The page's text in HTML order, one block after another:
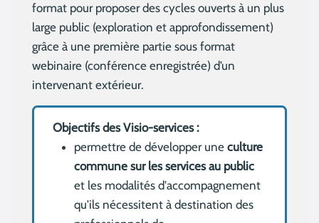
format pour proposer des cycles ouverts à un plus
large public (exploration et approfondissement)
grâce à une première partie sous format
webinaire (conférence enregistrée) d’un
intervenant extérieur.
Objectifs des Visio-services :
permettre de développer une culture
commune sur les services au public
et les modalités d'accompagnement
qu'ils nécessitent à destination des